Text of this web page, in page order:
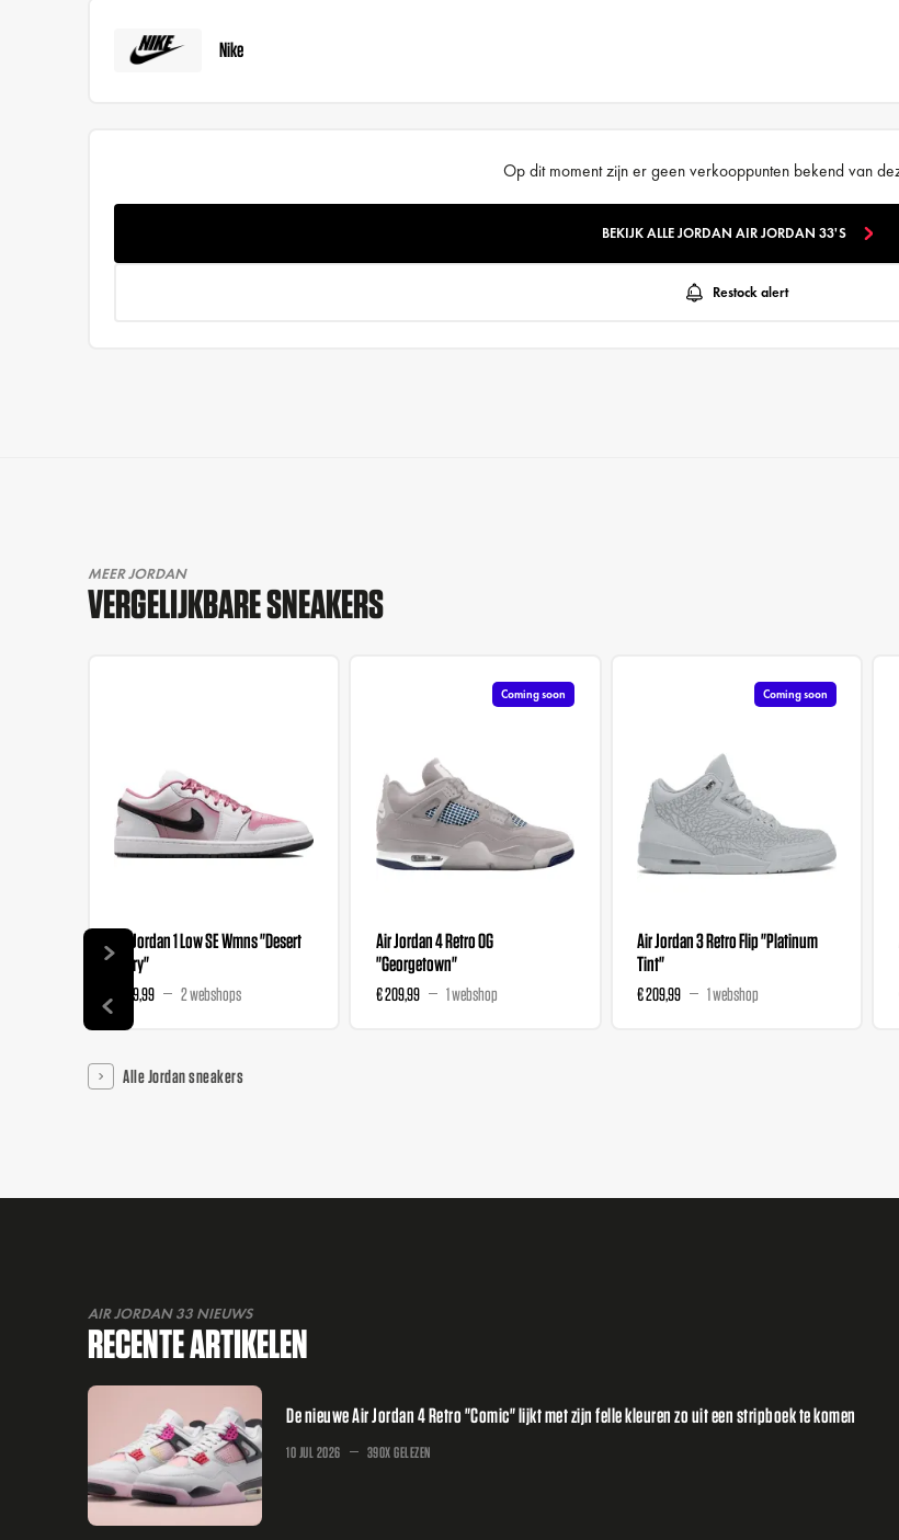
Nike
Op dit moment zijn er geen verkooppunten bekend van
BEKIJK ALLE JORDAN AIR JORDAN 33'S
Restock alert
MEER JORDAN
VERGELIJKBARE SNEAKERS
Air Jordan 1 Low SE Wmns "Desert
Berry"
€ 139,99 2 webshops
Coming soon
Air Jordan 4 Retro OG
"Georgetown"
€ 209,99 1 webshop
Coming soon
Air Jordan 3 Retro Flip "Platinum
Tint"
€ 209,99 1 webshop
Alle Jordan sneakers
AIR JORDAN 33 NIEUWS
RECENTE ARTIKELEN
De nieuwe Air Jordan 4 Retro "Comic" lijkt met zijn felle kleuren zo uit een stripboek te komen
10 JUL 2026 390X GELEZEN